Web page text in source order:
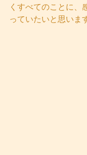
くすべてのことに、
っていたいと思いま